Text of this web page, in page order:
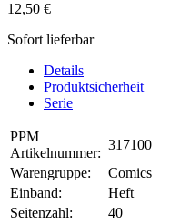
12,50 €
Sofort lieferbar
Details
Produktsicherheit
Serie
PPM
Artikelnummer:
317100
Warengruppe:
Comics
Einband:
Heft
Seitenzahl:
40